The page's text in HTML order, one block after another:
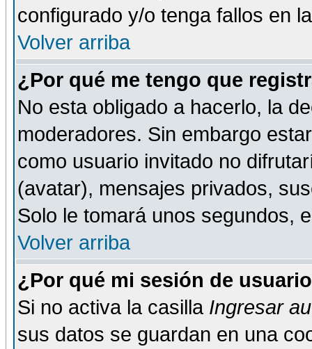
configurado y/o tenga fallos en
Volver arriba
¿Por qué me tengo que
No esta obligado a hacerlo, la
moderadores. Sin embargo
como usuario invitado no
(avatar), mensajes privados,
Solo le tomará unos segundos,
Volver arriba
¿Por qué mi sesión de
Si no activa la casilla Ingresar
sus datos se guardan en una